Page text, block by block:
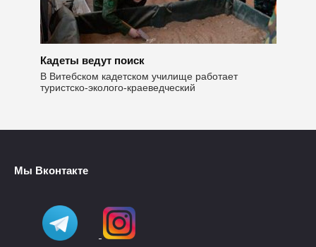
Кадеты ведут поиск
В Витебском кадетском училище работает
туристско-эколого-краеведческий
Мы Вконтакте